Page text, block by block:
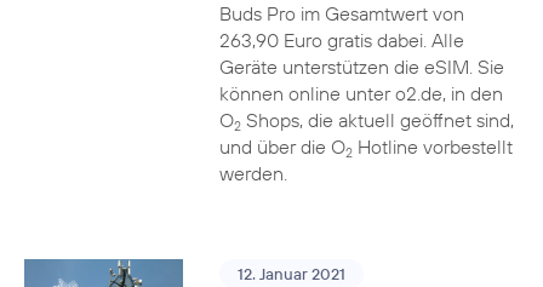
Buds Pro im Gesamtwert von
263,90 Euro gratis dabei. Alle
Geräte unterstützen die eSIM. Sie
können online unter o2.de, in den
O2Shops, die aktuell geöffnet sind,
und über die O2Hotline vorbestellt
werden.
12. Januar 2021